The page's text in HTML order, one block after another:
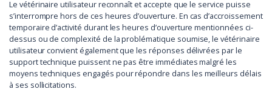
Le vétérinaire utilisateur reconnaît et accepte que le service puisse
s’interrompre hors de ces heures d’ouverture. En cas d’accroissement
temporaire d’activité durant les heures d’ouverture mentionnées ci-
dessus ou de complexité de la problématique soumise, le vétérinaire
utilisateur convient également que les réponses délivrées par le
support technique puissent ne pas être immédiates malgré les
moyens techniques engagés pour répondre dans les meilleurs délais
à ses sollicitations.